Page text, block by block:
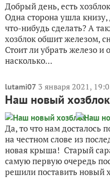
Добрый день, есть
Одна сторона ушла
что-нибудь сделать? А
хозблок обшит железом,
Стоит ли убрать железо
насколько...
lutami07 3 января 2021,
Наш новый хозблок
Да, то что нам досталось
на честном слове из
новая крыша! Старый
самую первую очередь
решили поставить новый